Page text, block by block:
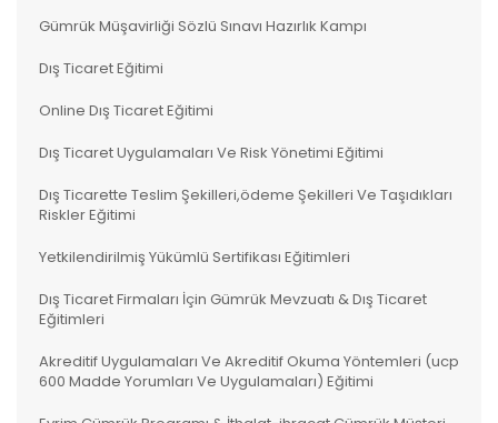
Gümrük Müşavirliği Sözlü Sınavı Hazırlık Kampı
Dış Ticaret Eğitimi
Online Dış Ticaret Eğitimi
Dış Ticaret Uygulamaları Ve Risk Yönetimi Eğitimi
Dış Ticarette Teslim Şekilleri,ödeme Şekilleri Ve Taşıdıkları
Riskler Eğitimi
Yetkilendirilmiş Yükümlü Sertifikası Eğitimleri
Dış Ticaret Firmaları İçin Gümrük Mevzuatı & Dış Ticaret
Eğitimleri
Akreditif Uygulamaları Ve Akreditif Okuma Yöntemleri (ucp
600 Madde Yorumları Ve Uygulamaları) Eğitimi